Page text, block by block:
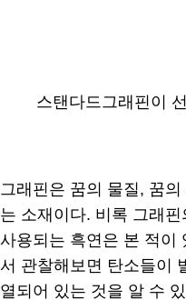
스탠다드그래핀이
그래핀은 꿈의 물질, 꿈
는 소재이다. 비록 그래
사용되는 흑연은 본 적이
서 관찰해보면 탄소들이
열되어 있는 것을 알 수